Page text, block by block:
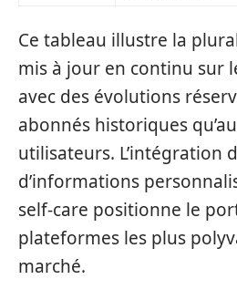
Ce tableau illustre la
mis à jour en continu sur
avec des évolutions
abonnés historiques
utilisateurs. L’intégration
d’informations
self-care positionne le
plateformes les plus
marché.